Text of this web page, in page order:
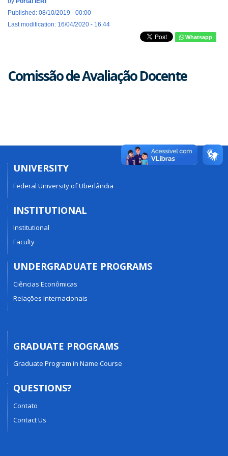
Published: 08/10/2019 - 00:00
Last modification: 16/04/2020 - 16:44
Whatsapp
Comissão de Avaliação Docente
UNIVERSITY
Federal University of Uberlândia
INSTITUTIONAL
Institutional
Faculty
UNDERGRADUATE PROGRAMS
Ciências Econômicas
Relações Internacionais
GRADUATE PROGRAMS
Graduate Program in Name Course
QUESTIONS?
Contato
Contact Us